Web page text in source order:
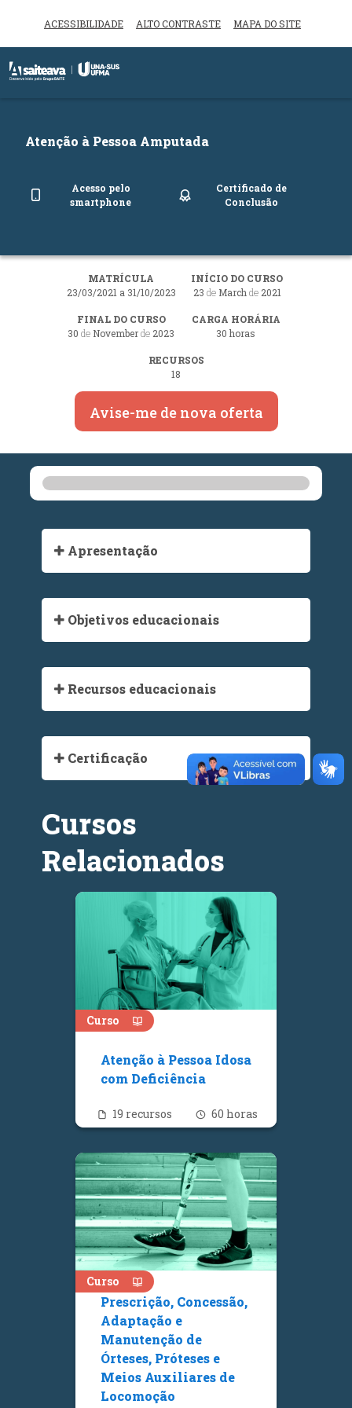
ACESSIBILIDADE ALTO CONTRASTE MAPA DO SITE
Inicio do menu
Atenção à Pessoa Amputada
Acesso pelo
smartphone
Certificado de
Conclusão
MATRÍCULA
23/03/2021 a 31/10/2023
INÍCIO DO CURSO
23 deMarch de2021
FINAL DO CURSO
30 de Novemberde 2023
CARGA HORÁRIA
30 horas
RECURSOS
18
Avise-me de nova oferta
Apresentação
Objetivos educacionais
Recursos educacionais
Certificação
Cursos
Relacionados
Curso
Atenção à Pessoa Idosa
com Deficiência
19 recursosQuantidade de recursos
60 horas
Curso
Prescrição, Concessão,
Adaptação e
Manutenção de
Órteses, Próteses e
Meios Auxiliares de
Locomoção